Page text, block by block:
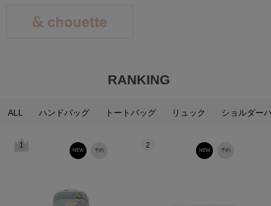
RANKING
ALL ハンドバッグ トートバッグ リュック ショルダー
1
予約
NEW
2
予約
NEW